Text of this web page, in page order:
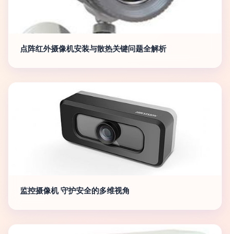
点阵红外摄像机安装与散热关键问题全解析
监控摄像机 守护安全的多维视角